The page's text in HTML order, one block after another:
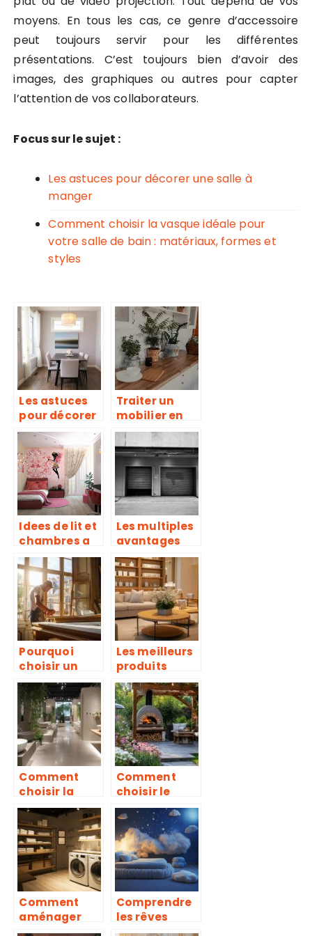
moyens. En tous les cas, ce genre d’accessoire
peut toujours servir pour les différentes
présentations. C’est toujours bien d’avoir des
images, des graphiques ou autres pour capter
l’attention de vos collaborateurs.
Focus sur le sujet :
Les astuces pour décorer une salle à
manger
Comment choisir la vasque idéale pour
votre salle de bain : matériaux, formes et
styles
Les astuces
pour décorer
une salle à
manger
Traiter un
mobilier en
bois contre
les insectes
Idees de lit et
chambres a
coucher pour
filles.
Les multiples
avantages
d’installer
des volets
dans votre
maison
Pourquoi
choisir un
fabricant de
fenêtres à
Vannes pour
vos projets
sur-mesure ?
Les meilleurs
produits
ménagers
pour
simplifier
l’entretien de
vos meubles
Comment
choisir la
vasque idéale
pour votre
salle de bain :
matériaux,
formes et
styles
Comment
choisir le
meilleur four
à pain bois
extérieur
pour votre
jardin
Comment
aménager
votre sous-
Comprendre
les rêves
récurrents :